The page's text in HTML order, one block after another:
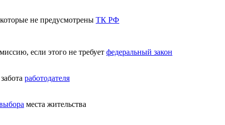
не предусмотрены ТК РФ
если этого не требует федеральный закон
работодателя
места жительства